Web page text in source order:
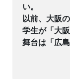
い。
以前、大阪
学生が「大
舞台は「広